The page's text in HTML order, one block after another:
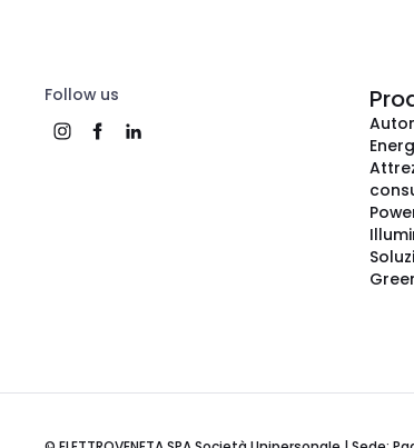
Follow us